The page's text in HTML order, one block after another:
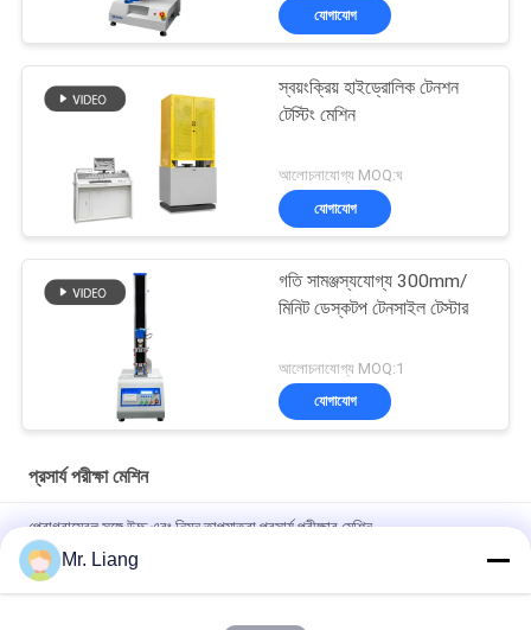
যোগাযোগ
স্বয়ংক্রিয় হাইড্রোলিক টেনশন
টেস্টিং মেশিন
আলোচনাযোগ্য MOQ:ঘ
যোগাযোগ
গতি সামঞ্জস্যযোগ্য 300mm/
মিনিট ডেস্কটপ টেনসাইল টেস্টার
আলোচনাযোগ্য MOQ:1
যোগাযোগ
প্রসার্য পরীক্ষা মেশিন
প্রোগ্রামেবল সঙ্গে উচ্চ এবং নিম্ন তাপমাত্রা প্রসার্য পরীক্ষার মেশিন
কম্পিউটার সার্ভ ইলেক্ট্রনিক অটো টেনসিল টেস্ট মেশিন ইউনিভার্সাল স্ট্রেংথ টেস্ট সরঞ্জাম
টিএম 2101
Mr. Liang